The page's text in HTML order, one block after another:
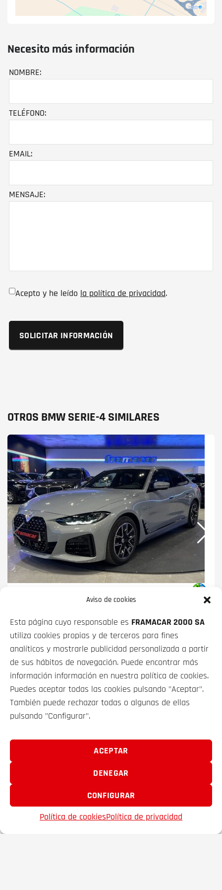
Aviso de cookies
Esta página cuyo responsable es FRAMACAR 2000 SA
utiliza cookies propias y de terceros para fines
analíticos y mostrarle publicidad personalizada a partir
de sus hábitos de navegación. Puede encontrar más
información información en nuestra política de cookies.
Puedes aceptar todas las cookies pulsando "Aceptar".
También puede rechazar todas o algunas de ellas
pulsando "Configurar".
ACEPTAR
DENEGAR
CONFIGURAR
Política de cookiesPolítica de privacidad
EMAIL TELÉFONO FAVORITOS
Necesito más información
NOMBRE:
TELÉFONO:
EMAIL:
MENSAJE:
Acepto y he leído la política de privacidad.
OTROS BMW SERIE-4 SIMILARES
37 900€ desde507€/mes*
VEHÍCULOS
SOBRE NOSOTROS
FRAMACAR 2000 S.A. © 2025